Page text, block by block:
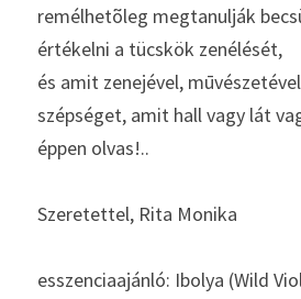
remélhetõleg megtanulják
értékelni a tücskök zenélését,
és amit zenejével,
szépséget, amit hall vagy lát
éppen olvas!..
Szeretettel, Rita Monika
esszenciaajánló: Ibolya (Wild